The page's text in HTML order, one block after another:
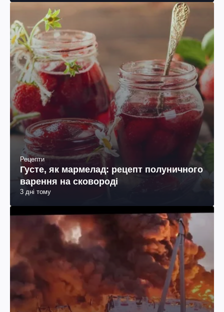
Рецепти
Густе, як мармелад: рецепт полуничного
варення на сковороді
3 дні тому